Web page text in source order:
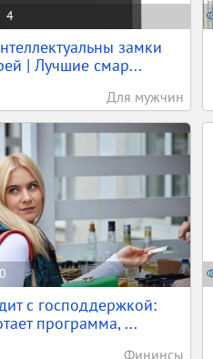
4
замки
| Лучшие смар...
Для мужчин
0
с господдержкой:
программа, ...
Фининсы